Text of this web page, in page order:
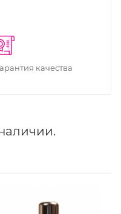
качества